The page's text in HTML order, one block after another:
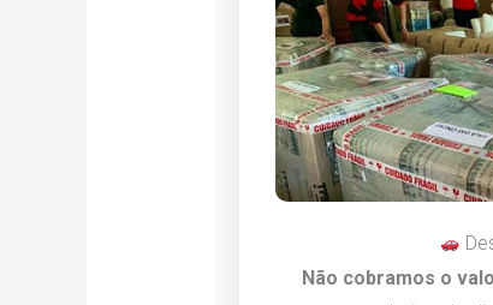
Não cobramos o